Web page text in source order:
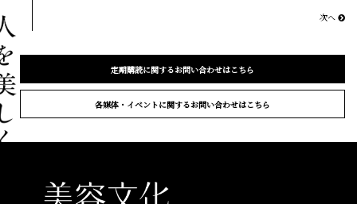
次へ
定期購読に関するお問い合わせはこちら
各媒体・イベントに関するお問い合わせはこちら